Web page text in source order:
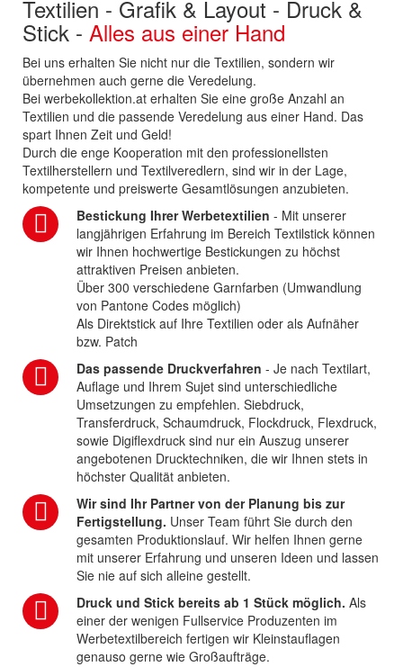
Textilien - Grafik & Layout - Druck &
Stick - Alles aus einer Hand
Bei uns erhalten Sie nicht nur die Textilien, sondern wir
übernehmen auch gerne die Veredelung.
Bei werbekollektion.at erhalten Sie eine große Anzahl an
Textilien und die passende Veredelung aus einer Hand. Das
spart Ihnen Zeit und Geld!
Durch die enge Kooperation mit den professionellsten
Textilherstellern und Textilveredlern, sind wir in der Lage,
kompetente und preiswerte Gesamtlösungen anzubieten.
Bestickung Ihrer Werbetextilien - Mit unserer
langjährigen Erfahrung im Bereich Textilstick können
wir Ihnen hochwertige Bestickungen zu höchst
attraktiven Preisen anbieten.
Über 300 verschiedene Garnfarben (Umwandlung
von Pantone Codes möglich)
Als Direktstick auf Ihre Textilien oder als Aufnäher
bzw. Patch
Das passende Druckverfahren - Je nach Textilart,
Auflage und Ihrem Sujet sind unterschiedliche
Umsetzungen zu empfehlen. Siebdruck,
Transferdruck, Schaumdruck, Flockdruck, Flexdruck,
sowie Digiflexdruck sind nur ein Auszug unserer
angebotenen Drucktechniken, die wir Ihnen stets in
höchster Qualität anbieten.
Wir sind Ihr Partner von der Planung bis zur
Fertigstellung. Unser Team führt Sie durch den
gesamten Produktionslauf. Wir helfen Ihnen gerne
mit unserer Erfahrung und unseren Ideen und lassen
Sie nie auf sich alleine gestellt.
Druck und Stick bereits ab 1 Stück möglich. Als
einer der wenigen Fullservice Produzenten im
Werbetextilbereich fertigen wir Kleinstauflagen
genauso gerne wie Großaufträge.